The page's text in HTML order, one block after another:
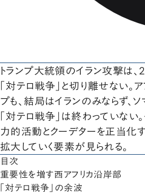
トランプ大統領のイラン攻撃は
「対テロ戦争」と切り離せない。
プも、結局はイランのみならず、
「対テロ戦争」は終わっていな
力的活動とクーデターを正当化
拡大していく要素が見られる。
目次
重要性を増す西アフリカ沿岸部
「対テロ戦争」の余波